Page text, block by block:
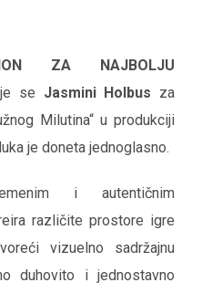
ZA NAJBOLJU
se Jasmini Holbus za
Milutina“ u produkciji
je doneta jednoglasno.
i autentičnim
različite prostore igre
vizuelno sadržajnu
duhovito i jednostavno